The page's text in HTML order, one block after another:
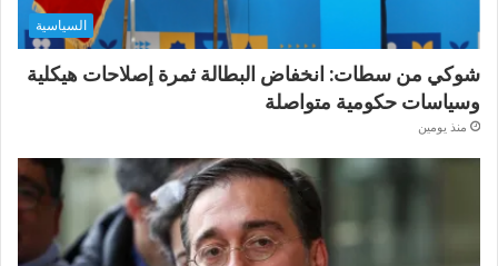
السياسية
شوكي من سطات: انخفاض البطالة ثمرة إصلاحات هيكلية
وسياسات حكومية متواصلة
منذ يومين